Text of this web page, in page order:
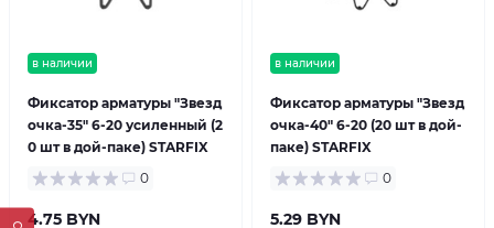
в наличии
Фиксатор арматуры "Звезд
очка-35" 6-20 усиленный (2
0 шт в дой-паке) STARFIX
0
4.75 BYN
в наличии
Фиксатор арматуры "Звезд
очка-40" 6-20 (20 шт в дой-
паке) STARFIX
0
5.29 BYN